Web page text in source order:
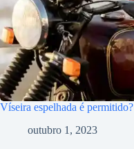
Víseira espelhada é permitido?
outubro 1, 2023